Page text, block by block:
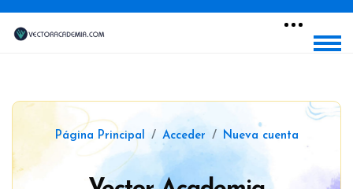
Página Principal Acceder Nueva cuenta